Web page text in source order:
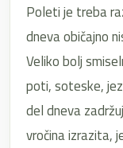
Poleti je treba
dneva običajno
Veliko bolj
poti, soteske,
del dneva
vročina izrazita,